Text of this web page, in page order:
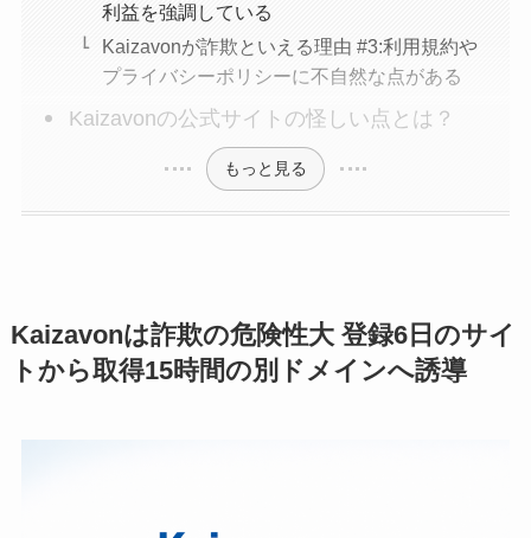
利益を強調している
Kaizavonが詐欺といえる理由 #3:利用規約や
プライバシーポリシーに不自然な点がある
Kaizavonの公式サイトの怪しい点とは？
もっと見る
Kaizavonは詐欺の危険性大 登録6日のサイ
トから取得15時間の別ドメインへ誘導